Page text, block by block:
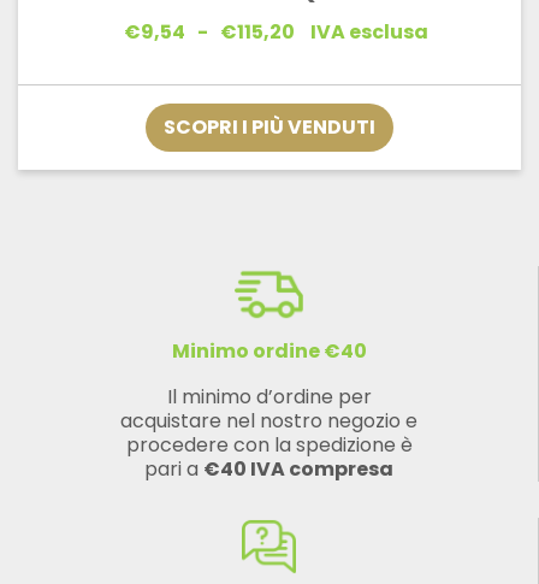
€9,54 - €115,20Fascia
da
€9,54
a
€115,20
IVA esclusa
SCOPRI I PIÙ VENDUTI
Minimo ordine €40
Il minimo d’ordine per
acquistare nel nostro negozio e
procedere con la spedizione è
pari a €40 IVA compresa